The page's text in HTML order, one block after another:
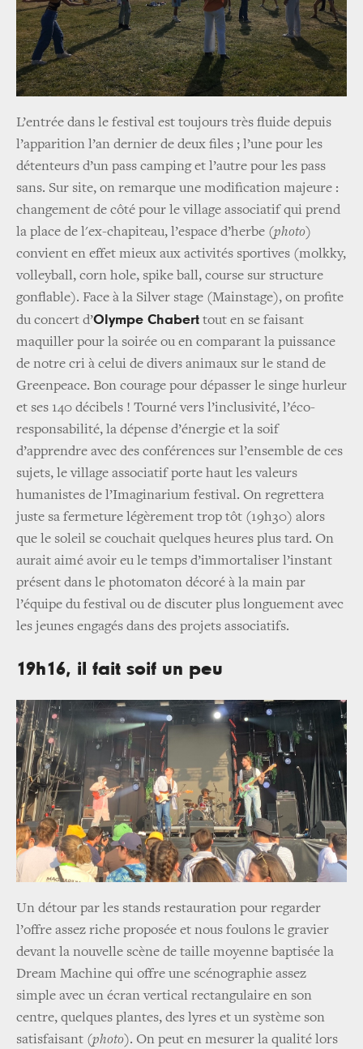
L’entrée dans le festival est toujours très fluide depuis
l’apparition l’an dernier de deux files ; l’une pour les
détenteurs d’un pass camping et l’autre pour les pass
sans. Sur site, on remarque une modification majeure :
changement de côté pour le village associatif qui prend
la place de l'ex-chapiteau, l’espace d’herbe (photo)
convient en effet mieux aux activités sportives (molkky,
volleyball, corn hole, spike ball, course sur structure
gonflable). Face à la Silver stage (Mainstage), on profite
du concert d’Olympe Chabert tout en se faisant
maquiller pour la soirée ou en comparant la puissance
de notre cri à celui de divers animaux sur le stand de
Greenpeace. Bon courage pour dépasser le singe hurleur
et ses 140 décibels ! Tourné vers l’inclusivité, l’éco-
responsabilité, la dépense d’énergie et la soif
d’apprendre avec des conférences sur l’ensemble de ces
sujets, le village associatif porte haut les valeurs
humanistes de l’Imaginarium festival. On regrettera
juste sa fermeture légèrement trop tôt (19h30) alors
que le soleil se couchait quelques heures plus tard. On
aurait aimé avoir eu le temps d’immortaliser l’instant
présent dans le photomaton décoré à la main par
l’équipe du festival ou de discuter plus longuement avec
les jeunes engagés dans des projets associatifs.
19h16, il fait soif un peu
Un détour par les stands restauration pour regarder
l’offre assez riche proposée et nous foulons le gravier
devant la nouvelle scène de taille moyenne baptisée la
Dream Machine qui offre une scénographie assez
simple avec un écran vertical rectangulaire en son
centre, quelques plantes, des lyres et un système son
satisfaisant (photo). On peut en mesurer la qualité lors